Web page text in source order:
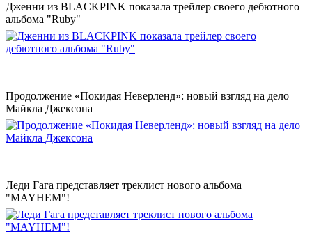
Дженни из BLACKPINK показала трейлер своего дебютного
альбома "Ruby"
Продолжение «Покидая Неверленд»: новый взгляд на дело
Майкла Джексона
Леди Гага представляет треклист нового альбома
"MAYHEM"!